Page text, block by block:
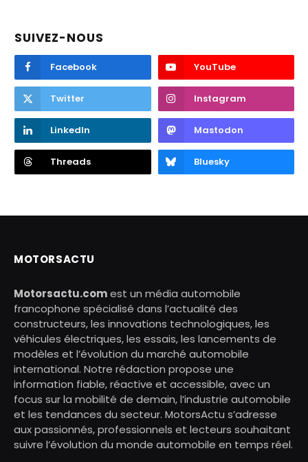
SUIVEZ-NOUS
Facebook YouTube
Twitter Instagram
LinkedIn Mastodon
Threads Bluesky
MOTORSACTU
Motorsactu.comest un média automobile
francophone spécialisé dans l’actualité des
constructeurs, les innovations technologiques, les
véhicules électriques, les essais, les lancements de
modèles et l’évolution du marché automobile
international. Notre rédaction propose une
information fiable, réactive et accessible, avec un
focus sur la mobilité de demain, l’industrie automobile
et les tendances du secteur. MotorsActu s’adresse
aux passionnés, professionnels et lecteurs souhaitant
suivre l’évolution du monde automobile en temps réel.